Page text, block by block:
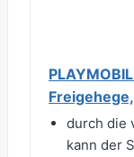
durch die
kann der